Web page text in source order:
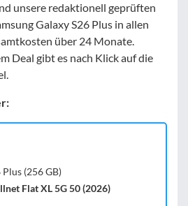
unsere redaktionell geprüften
Galaxy S26 Plus in allen
über 24 Monate.
Deal gibt es nach Klick auf die
Plus (256 GB)
Flat XL 5G 50 (2026)